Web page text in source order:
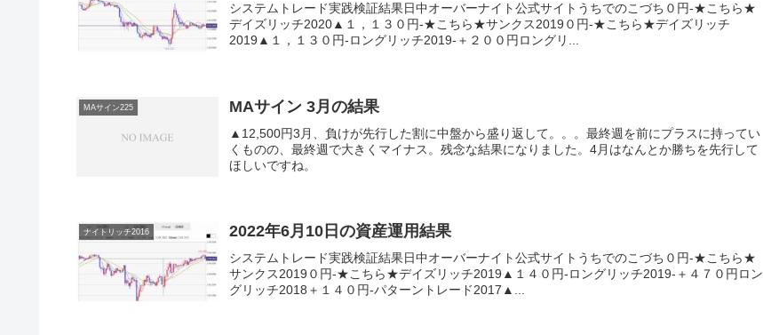
システムトレード実践検証結果日中オーバーナイト公式サイトうちでのこづち０円-★こちら★
デイズリッチ2020▲１，１３０円-★こちら★サンクス2019０円-★こちら★デイズリッチ
2019▲１，１３０円-ロングリッチ2019-＋２００円ロングリ...
MAサイン225 MAサイン 3月の結果
▲12,500円3月、負けが先行した割に中盤から盛り返して。。。最終週を前にプラスに持ってい
くものの、最終週で大きくマイナス。残念な結果になりました。4月はなんとか勝ちを先行して
ほしいですね。
ナイトリッチ2016 2022年6月10日の資産運用結果
システムトレード実践検証結果日中オーバーナイト公式サイトうちでのこづち０円-★こちら★
サンクス2019０円-★こちら★デイズリッチ2019▲１４０円-ロングリッチ2019-＋４７０円ロン
グリッチ2018＋１４０円-パターントレード2017▲...